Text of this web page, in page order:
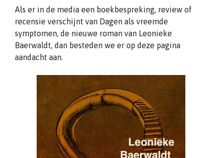
Als er in de media een boekbespreking, review of
recensie verschijnt van Dagen als vreemde
symptomen, de nieuwe roman van Leonieke
Baerwaldt, dan besteden we er op deze pagina
aandacht aan.